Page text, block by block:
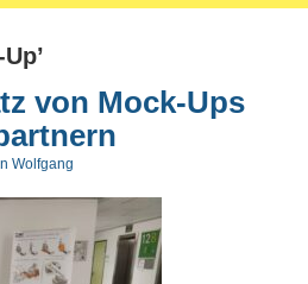
von Mock-Ups
Wolfgang